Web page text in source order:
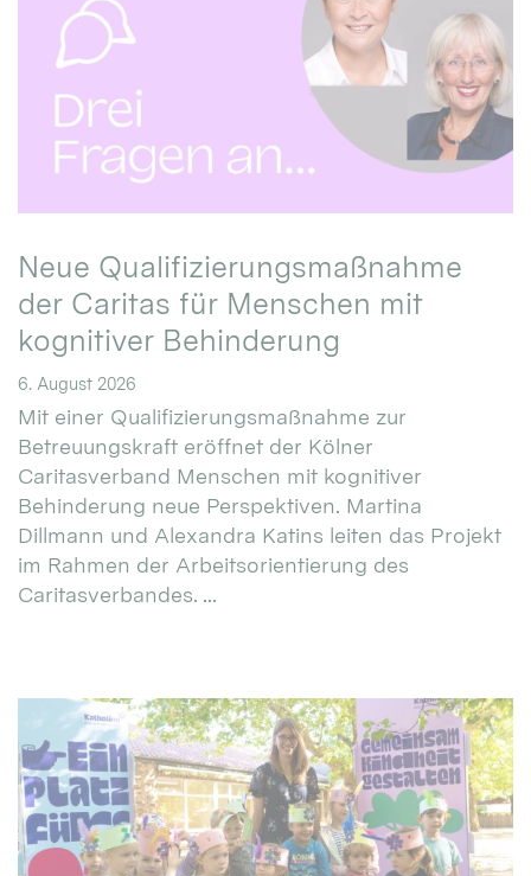
Neue Qualifizierungsmaßnahme
der Caritas für Menschen mit
kognitiver Behinderung
6. August 2026
Mit einer Qualifizierungsmaßnahme zur
Betreuungskraft eröffnet der Kölner
Caritasverband Menschen mit kognitiver
Behinderung neue Perspektiven. Martina
Dillmann und Alexandra Katins leiten das Projekt
im Rahmen der Arbeitsorientierung des
Caritasverbandes. ...